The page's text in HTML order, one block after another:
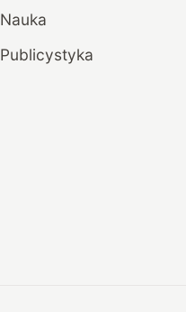
Nauka
Publicystyka